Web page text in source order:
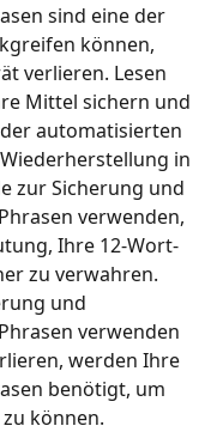
sind eine der
können,
verlieren. Lesen
Mittel sichern und
automatisierten
in
zur Sicherung und
verwenden,
Ihre 12-Wort-
zu verwahren.
und
verwenden
werden Ihre
benötigt, um
können.